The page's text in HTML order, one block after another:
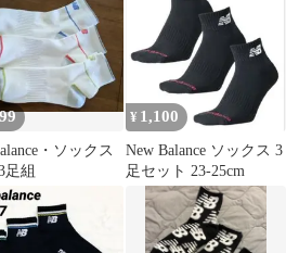
・ソックス
足組
¥ 1,100
New Balance ソックス 3
足セット 23-25cm